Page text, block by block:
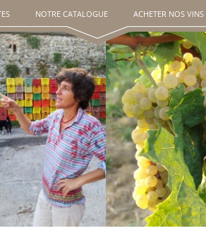
NOTRE CATALOGUE ACHETER NOS VINS